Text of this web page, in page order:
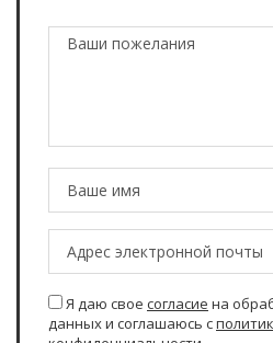
Я даю свое согласие на
данных и соглашаюсь с